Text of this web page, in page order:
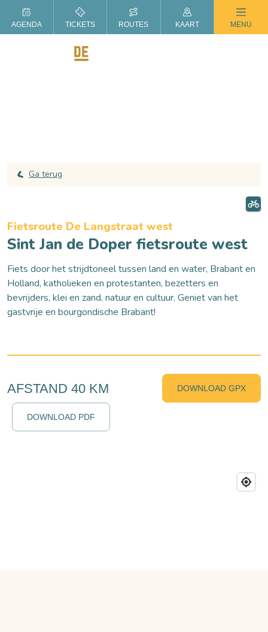
ZOMER IN DE LANGSTRAAT
Ga terug
Fietsroute De Langstraat west
Sint Jan de Doper fietsroute west
Fiets door het strijdtoneel tussen land en water, Brabant en
Holland, katholieken en protestanten, bezetters en
bevrijders, klei en zand, natuur en cultuur. Geniet van het
gastvrije en bourgondische Brabant!
AFSTAND 40 KM DOWNLOAD GPX
DOWNLOAD PDF
AGENDA TICKETS ROUTES KAART MENU